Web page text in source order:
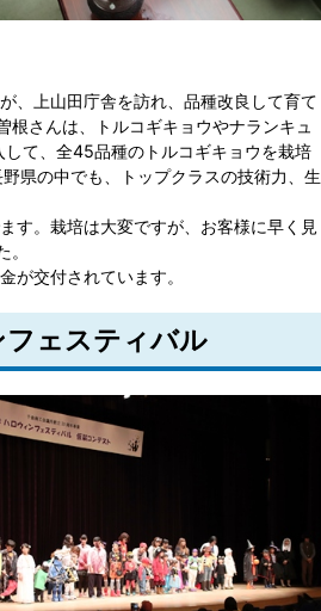
、上山田庁舎を訪れ、品種改良して育て
さんは、トルコギキョウやナランキュ
て、全45品種のトルコギキョウを栽培
県の中でも、トップクラスの技術力、生
す。栽培は大変ですが、お客様に早く見
が交付されています。
フェスティバル